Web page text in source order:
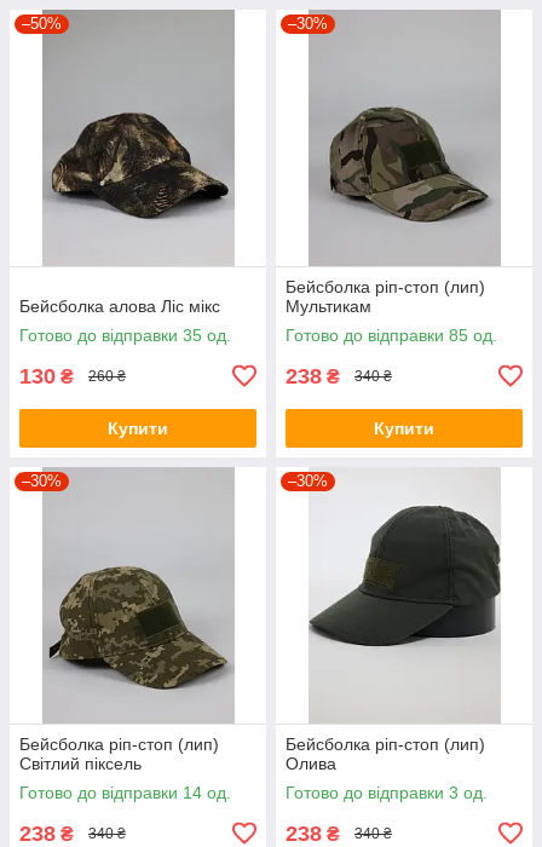
–50%
Бейсболка алова Ліс мікс
Готово до відправки 35 од.
130 ₴ 260 ₴
Купити
–30%
Бейсболка ріп-стоп (лип)
Мультикам
Готово до відправки 85 од.
238 ₴ 340 ₴
Купити
–30%
Бейсболка ріп-стоп (лип)
Світлий піксель
Готово до відправки 14 од.
238 ₴ 340 ₴
–30%
Бейсболка ріп-стоп (лип)
Олива
Готово до відправки 3 од.
238 ₴ 340 ₴